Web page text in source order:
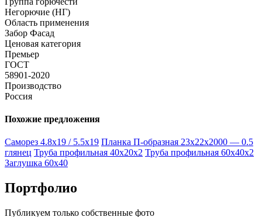
Негорючие (НГ)
Область применения
Забор Фасад
Ценовая категория
Премьер
ГОСТ
58901-2020
Производство
Россия
Похожие предложения
Саморез 4.8х19 / 5.5х19 Планка П-образная 23х22х2000 — 0.5
глянец Труба профильная 40х20х2 Труба профильная 60х40х2
Заглушка 60х40
Портфолио
Публикуем только собственные фото